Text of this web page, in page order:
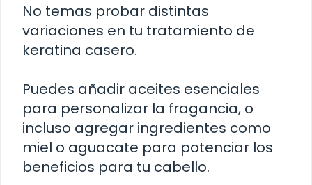
No temas probar distintas
variaciones en tu tratamiento de
keratina casero.
Puedes añadir aceites esenciales
para personalizar la fragancia, o
incluso agregar ingredientes como
miel o aguacate para potenciar los
beneficios para tu cabello.